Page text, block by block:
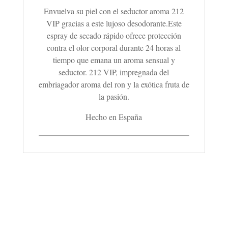
Envuelva su piel con el seductor aroma 212
VIP gracias a este lujoso desodorante.Este
espray de secado rápido ofrece protección
contra el olor corporal durante 24 horas al
tiempo que emana un aroma sensual y
seductor. 212 VIP, impregnada del
embriagador aroma del ron y la exótica fruta de
la pasión.
Hecho en España